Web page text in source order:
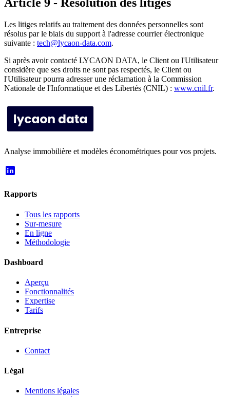
Les litiges relatifs au traitement des données personnelles sont
résolus par le biais du support à l'adresse courrier électronique
suivante : tech@lycaon-data.com.
Si après avoir contacté LYCAON DATA, le Client ou l'Utilisateur
considère que ses droits ne sont pas respectés, le Client ou
l'Utilisateur pourra adresser une réclamation à la Commission
Nationale de l'Informatique et des Libertés (CNIL) : www.cnil.fr.
Analyse immobilière et modèles économétriques pour vos projets.
Rapports
Tous les rapports
Sur-mesure
En ligne
Méthodologie
Dashboard
Aperçu
Fonctionnalités
Expertise
Tarifs
Entreprise
Contact
Légal
Mentions légales